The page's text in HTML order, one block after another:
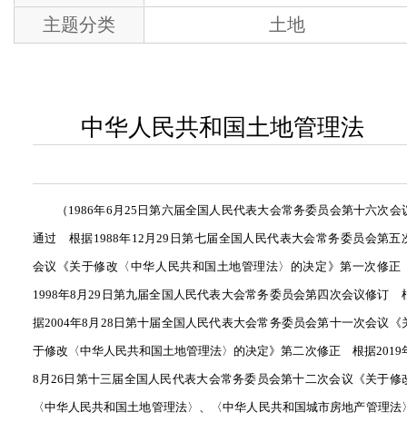
主题分类
土地
中华人民共和国土地管理法
（ 1986年6 月25 日第六届全国人民代表大会常务委员会第十六次会
通过 根据1988年12 月29 日第七届全国人民代表大会常务委员会第五
会议《关于修改〈中华人民共和国土地管理法〉的决定》第一次修
1998年8 月29 日第九届全国人民代表大会常务委员会第四次会议修订
据2004年8 月 28 日第十届全国人民代表大会常务委员会第十一次会议《
于修改〈中华人民共和国土地管理法〉的决定》第二次修正 根据2019
8 月26 日第十三届全国人民代表大会常务委员会第十二次会议《关于修
〈中华人民共和国土地管理法〉、〈中华人民共和国城市房地产管理法